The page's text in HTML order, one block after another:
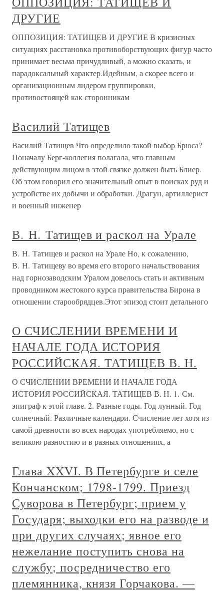
ДРУГИЕ
ОППОЗИЦИЯ: ТАТИЩЕВ И ДРУГИЕ В кризисных
ситуациях расстановка противоборствующих фигур часто
принимает весьма причудливый, а можно сказать, и
парадоксальный характер.Идейным, а скорее всего и
организационным лидером группировки,
противостоящей как сторонникам
Василий Татищев
Василий Татищев Что определило такой выбор Брюса?
Поначалу Берг-коллегия полагала, что главным
действующим лицом в этой связке должен быть Блиер.
Об этом говорил его значительный опыт в поисках руд и
устройстве их добычи и обработки. Драгун, артиллерист
и военный инженер
В. Н. Татищев и раскол на Урале
В. Н. Татищев и раскол на Урале Но, к сожалению,
В. Н. Татищеву во время его второго начальствования
над горнозаводским Уралом довелось стать и активным
проводником жестокого курса правительства Бирона в
отношении старообрядцев.Этот эпизод стоит детального
О СЧИСЛЕНИИ ВРЕМЕНИ И
НАЧАЛЕ ГОДА ИСТОРИЯ
РОССИЙСКАЯ. ТАТИЩЕВ В. Н.
О СЧИСЛЕНИИ ВРЕМЕНИ И НАЧАЛЕ ГОДА
ИСТОРИЯ РОССИЙСКАЯ. ТАТИЩЕВ В. Н. 1. См.
эпиграф к этой главе. 2. Разные годы. Год лунный. Год
солнечный. Различные календари. Счисление лет хотя из
самой древности во всех народах употребляемо, но с
великою разностию и в разных отношениях, а
Глава XXVI. В Петербурге и селе
Кончанском; 1798-1799. Приезд
Суворова в Петербург; прием у
Государя; выходки его на разводе и
при других случаях; явное его
нежелание поступить снова на
службу; посредничество его
племянника, князя Горчакова. —